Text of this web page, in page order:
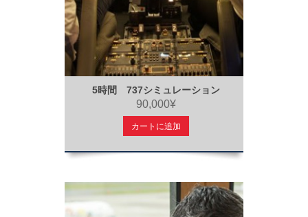
5時間 737シミュレーション
90,000¥
カートに追加